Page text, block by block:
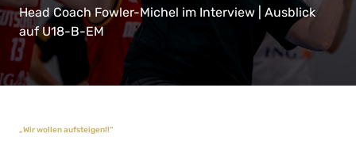
Head Coach Fowler-Michel im Interview | Ausblick
auf U18-B-EM
„Wir wollen aufsteigen!!“